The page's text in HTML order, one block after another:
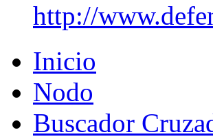
http://
Inicio
Nodo
Buscador